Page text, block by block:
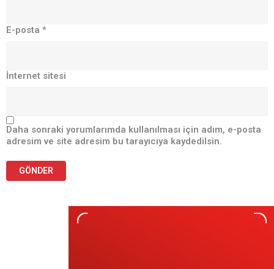
E-posta *
İnternet sitesi
Daha sonraki yorumlarımda kullanılması için adım, e-posta
adresim ve site adresim bu tarayıcıya kaydedilsin.